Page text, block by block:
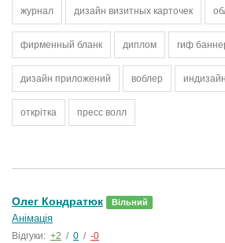
журнал дизайн визитных карточек
фирменный бланк диплом гиф
дизайн приложений воблер индизайн
открітка пресс волл
Олег Кондратюк Вільний
Анімація
Відгуки: +2 / 0 / -0